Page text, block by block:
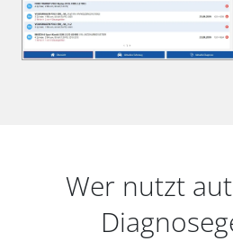
Wer nutzt